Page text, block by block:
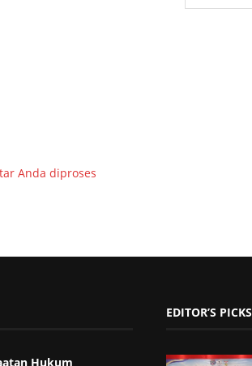
Anda diproses
Hukum
EDITOR’S PICKS